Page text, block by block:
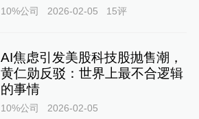
10%公司 2026-02-05 15评
AI焦虑引发美股科技股抛售潮，
黄仁勋反驳：世界上最不合逻辑
的事情
10%公司 2026-02-05